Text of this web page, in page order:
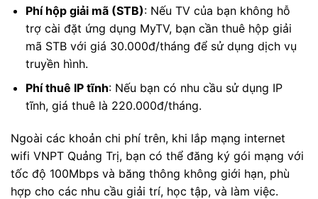
Phí hộp giải mã (STB): Nếu TV của bạn không hỗ
trợ cài đặt ứng dụng MyTV, bạn cần thuê hộp giải
mã STB với giá 30.000đ/tháng để sử dụng dịch vụ
truyền hình.
Phí thuê IP tĩnh: Nếu bạn có nhu cầu sử dụng IP
tĩnh, giá thuê là 220.000đ/tháng.
Ngoài các khoản chi phí trên, khi lắp mạng internet
wifi VNPT Quảng Trị, bạn có thể đăng ký gói mạng với
tốc độ 100Mbps và băng thông không giới hạn, phù
hợp cho các nhu cầu giải trí, học tập, và làm việc.